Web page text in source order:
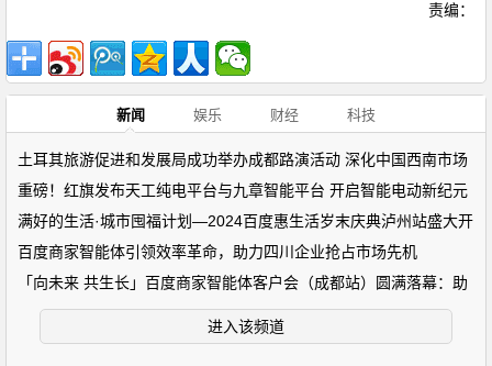
责编：
新闻 娱乐 财经 科技
土耳其旅游促进和发展局成功举办成都路演活动 深化中国西南市场
重磅！红旗发布天工纯电平台与九章智能平台 开启智能电动新纪元
满好的生活·城市囤福计划—2024百度惠生活岁末庆典泸州站盛大开
百度商家智能体引领效率革命，助力四川企业抢占市场先机
「向未来 共生长」百度商家智能体客户会（成都站）圆满落幕：助
进入该频道